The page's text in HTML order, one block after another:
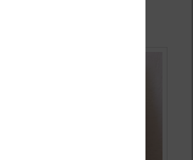
Kobo, Aldiko, etc.